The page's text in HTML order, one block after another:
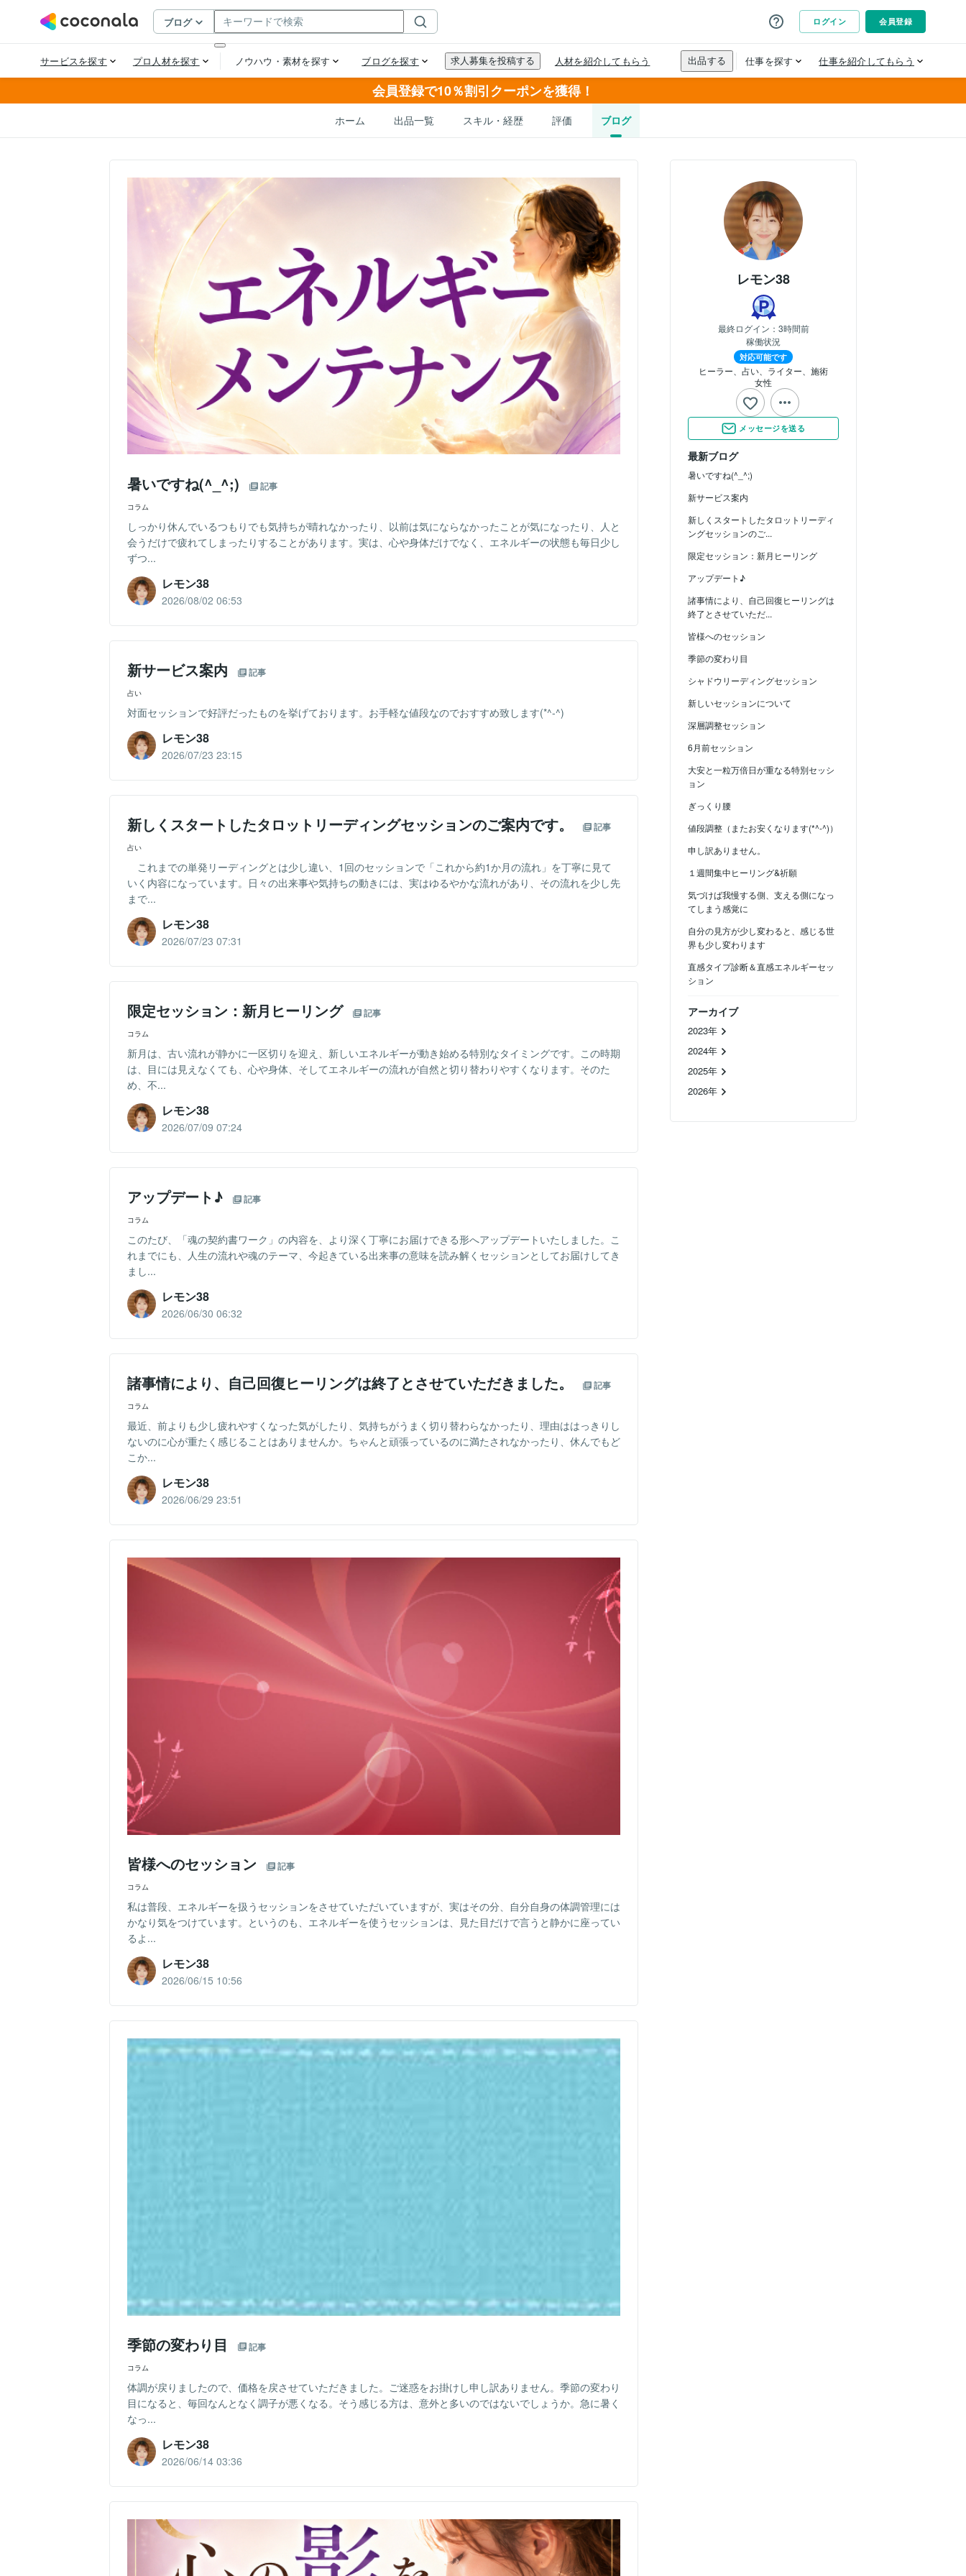
会員登録で10％割引クーポンを獲得！
ホーム 出品一覧 スキル・経歴 評価 ブログ
レモン38
最終ログイン： 3時間前
稼働状況
対応可能です
ヒーラー、占い、ライター、施術
女性
メッセージを送る
最新ブログ
暑いですね(^_^;)
新サービス案内
新しくスタートしたタロットリーディ
ングセッションのご...
限定セッション：新月ヒーリング
アップデート♪
諸事情により、自己回復ヒーリングは
終了とさせていただ...
皆様へのセッション
季節の変わり目
シャドウリーディングセッション
新しいセッションについて
深層調整セッション
6月前セッション
大安と一粒万倍日が重なる特別セッシ
ョン
ぎっくり腰
値段調整（またお安くなります(*^-^)）
申し訳ありません。
１週間集中ヒーリング&祈願
気づけば我慢する側、支える側になっ
てしまう感覚に
自分の見方が少し変わると、感じる世
界も少し変わります
直感タイプ診断＆直感エネルギーセッ
ション
アーカイブ
2023年
2024年
2025年
2026年
暑いですね(^_^;) 記事
コラム
しっかり休んでいるつもりでも気持ちが晴れなかったり、以前は気にならなかったことが気になったり、人と
会うだけで疲れてしまったりすることがあります。実は、心や身体だけでなく、エネルギーの状態も毎日少し
ずつ...
レモン38
2026/08/02 06:53
新サービス案内 記事
占い
対面セッションで好評だったものを挙げております。お手軽な値段なのでおすすめ致します(*^-^)
レモン38
2026/07/23 23:15
新しくスタートしたタロットリーディングセッションのご案内です。 記事
占い
これまでの単発リーディングとは少し違い、1回のセッションで「これから約1か月の流れ」を丁寧に見て
いく内容になっています。日々の出来事や気持ちの動きには、実はゆるやかな流れがあり、その流れを少し先
まで...
レモン38
2026/07/23 07:31
限定セッション：新月ヒーリング 記事
コラム
新月は、古い流れが静かに一区切りを迎え、新しいエネルギーが動き始める特別なタイミングです。この時期
は、目には見えなくても、心や身体、そしてエネルギーの流れが自然と切り替わりやすくなります。そのた
め、不...
レモン38
2026/07/09 07:24
アップデート♪ 記事
コラム
このたび、「魂の契約書ワーク」の内容を、より深く丁寧にお届けできる形へアップデートいたしました。こ
れまでにも、人生の流れや魂のテーマ、今起きている出来事の意味を読み解くセッションとしてお届けしてき
まし...
レモン38
2026/06/30 06:32
諸事情により、自己回復ヒーリングは終了とさせていただきました。 記事
コラム
最近、前よりも少し疲れやすくなった気がしたり、気持ちがうまく切り替わらなかったり、理由ははっきりし
ないのに心が重たく感じることはありませんか。ちゃんと頑張っているのに満たされなかったり、休んでもど
こか...
レモン38
2026/06/29 23:51
皆様へのセッション 記事
コラム
私は普段、エネルギーを扱うセッションをさせていただいていますが、実はその分、自分自身の体調管理には
かなり気をつけています。というのも、エネルギーを使うセッションは、見た目だけで言うと静かに座ってい
るよ...
レモン38
2026/06/15 10:56
季節の変わり目 記事
コラム
体調が戻りましたので、価格を戻させていただきました。ご迷惑をお掛けし申し訳ありません。季節の変わり
目になると、毎回なんとなく調子が悪くなる。そう感じる方は、意外と多いのではないでしょうか。急に暑く
なっ...
レモン38
2026/06/14 03:36